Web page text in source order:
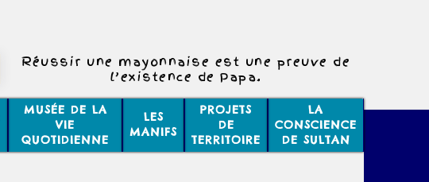
Réussir une mayonnaise est une preuve de
l’existence de Papa.
MUSÉE DE LA
VIE
QUOTIDIENNE
LES
MANIFS
PROJETS
DE
TERRITOIRE
LA
CONSCIENCE
DE SULTAN